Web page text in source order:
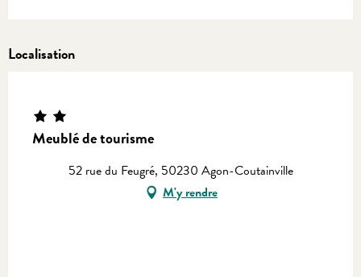
Localisation
Meublé de tourisme
52 rue du Feugré, 50230 Agon-Coutainville
M'y rendre